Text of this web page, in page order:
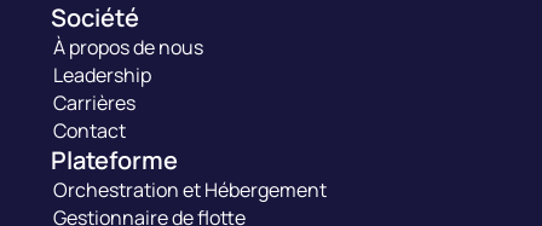
Société
À propos de nous
Leadership
Carrières
Contact
Plateforme
Orchestration et Hébergement
Gestionnaire de flotte